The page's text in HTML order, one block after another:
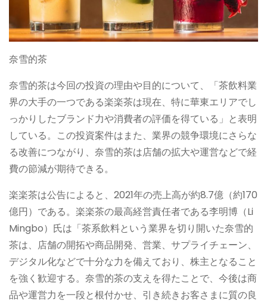
奈雪的茶
奈雪的茶は今回の投資の理由や目的について、「茶飲料業
界の大手の一つである楽楽茶は現在、特に華東エリアでし
っかりしたブランド力や消費者の評価を得ている」と表明
している。この投資案件はまた、業界の競争環境にさらな
る改善につながり、奈雪的茶は店舗の拡大や運営などで経
費の節減が期待できる。
楽楽茶は公告によると、2021年の売上高が約8.7億（約170
億円）である。楽楽茶の最高経営責任者である李明博（Li
Mingbo）氏は「茶系飲料という業界を切り開いた奈雪的
茶は、店舗の開拓や商品開発、営業、サプライチェーン、
デジタル化などで十分な力を備えており、株主となること
を強く歓迎する。奈雪的茶の支えを得たことで、今後は商
品や運営力を一段と根付かせ、引き続きお客さまに質の良